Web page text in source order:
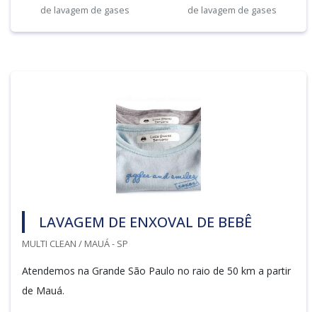
de lavagem de gases
de lavagem de gases
LAVAGEM DE ENXOVAL DE BEBÊ
MULTI CLEAN / MAUÁ - SP
Atendemos na Grande São Paulo no raio de 50 km a partir
de Mauá.